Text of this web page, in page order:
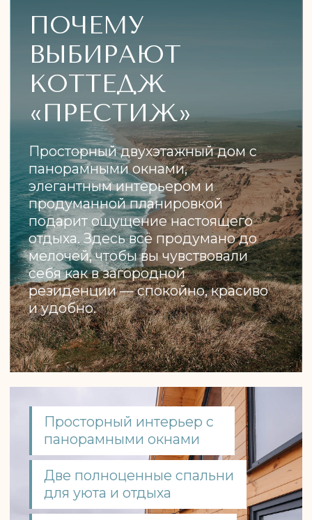
Не откладывайте отдых — оставьте
заявку, и мы предложим лучшие даты!
Забронировать Задать вопрос
ДРУГИЕ НОМЕРА